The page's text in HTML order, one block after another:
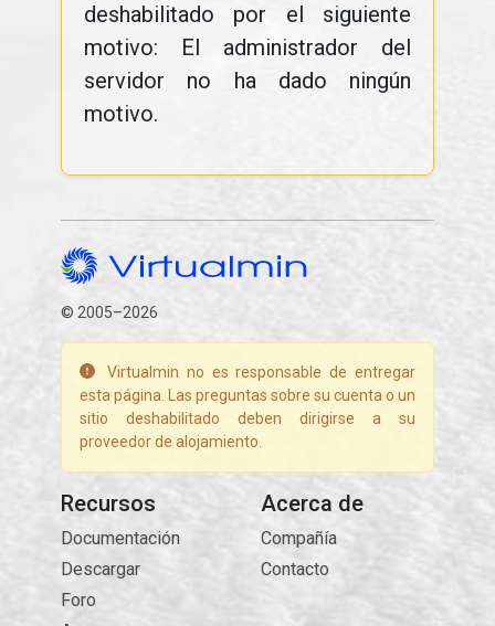
deshabilitado por el siguiente
motivo: El administrador del
servidor no ha dado ningún
motivo.
© 2005–2026
Virtualmin no es responsable de entregar
esta página. Las preguntas sobre su cuenta o un
sitio deshabilitado deben dirigirse a su
proveedor de alojamiento.
Recursos
Documentación
Descargar
Foro
Acerca de
Compañía
Contacto